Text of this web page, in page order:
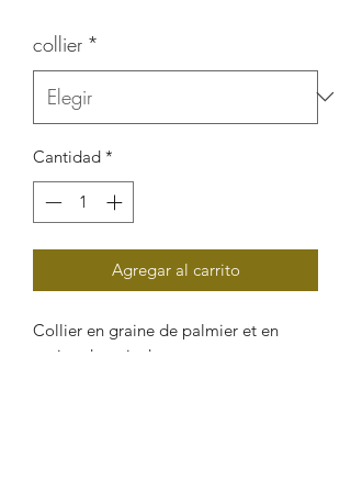
collier *
Cantidad *
Agregar al carrito
Collier en graine de palmier et en
graine de pois de gogan.